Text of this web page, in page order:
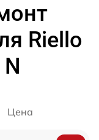
Riello
Цена